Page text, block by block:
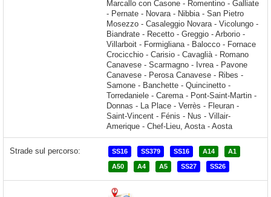
Strade sul percorso: SS16 SS379 SS16 A14 A1
A50 A4 A5 SS27 SS26